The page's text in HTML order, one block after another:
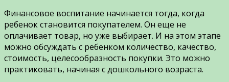
Финансовое воспитание начинается тогда, когда
ребенок становится покупателем. Он еще не
оплачивает товар, но уже выбирает. И на этом этапе
можно обсуждать с ребенком количество, качество,
стоимость, целесообразность покупки. Это можно
практиковать, начиная с дошкольного возраста.